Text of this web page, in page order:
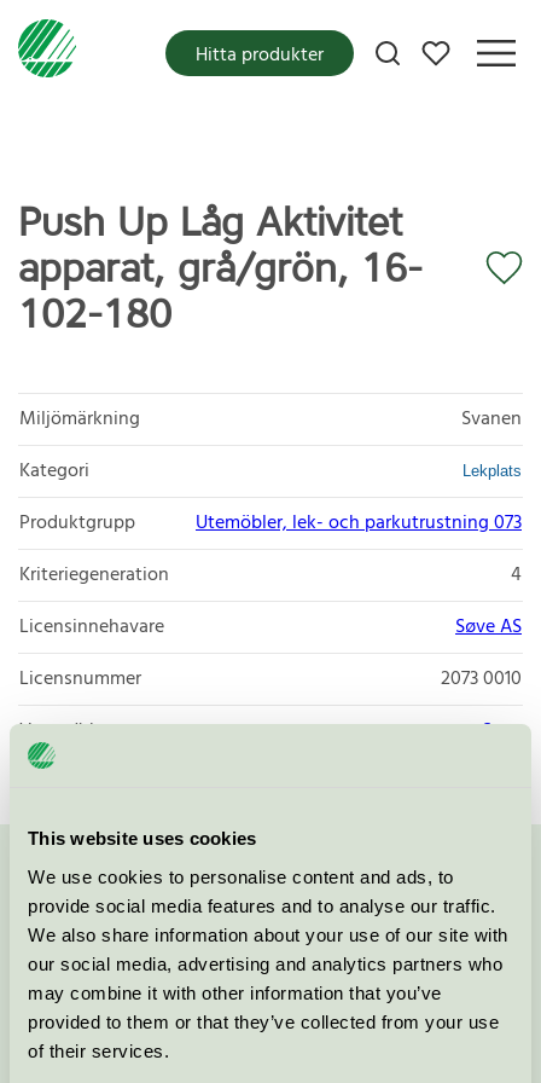
This website uses cookies
We use cookies to personalise content and ads, to
provide social media features and to analyse our traffic.
We also share information about your use of our site with
our social media, advertising and analytics partners who
may combine it with other information that you’ve
provided to them or that they’ve collected from your use
of their services.
Mina favoriter
Hitta produkter
Push Up Låg Aktivitet
apparat, grå/grön, 16-
102-180
Miljömärkning
Svanen
Kategori
Lekplats
Produktgrupp
Utemöbler, lek- och parkutrustning 073
Kriteriegeneration
4
Licensinnehavare
Søve AS
Licensnummer
2073 0010
Varumärke
Søve
Kontakta oss på 08-55 55 24 00eller via formuläret:
Fortsätt